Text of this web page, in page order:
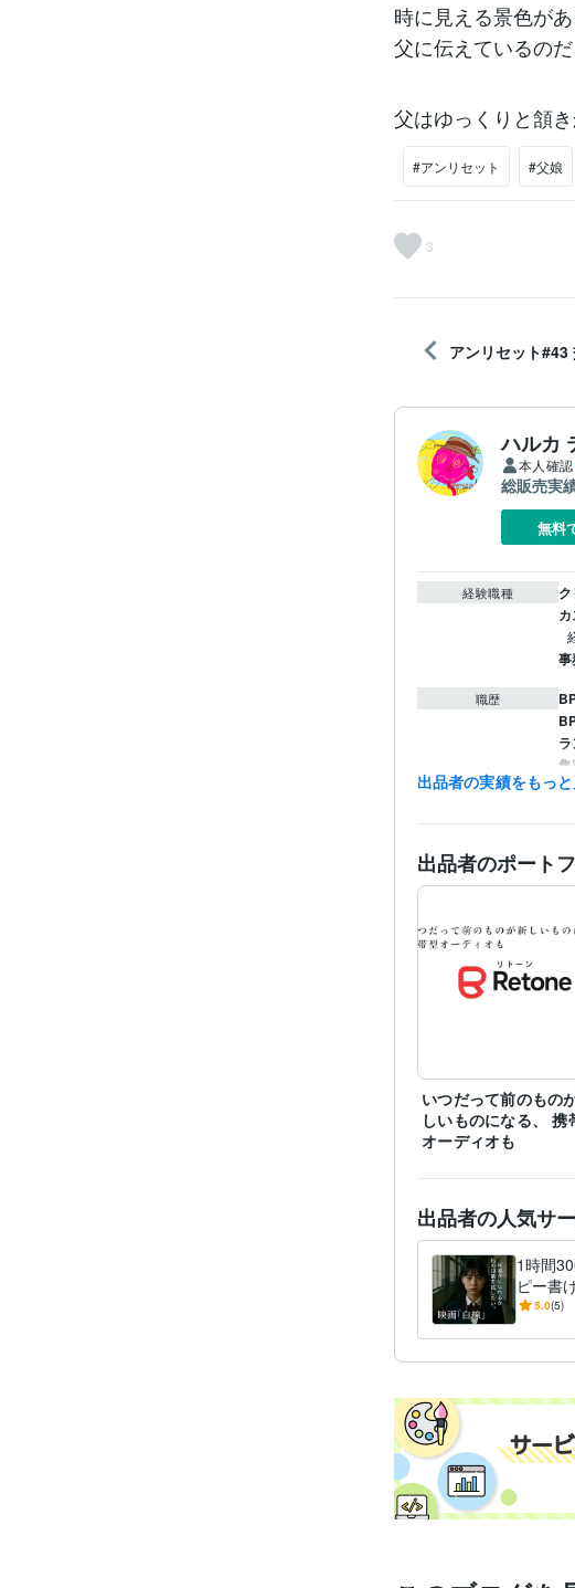
時に見える景色が
父に伝えているのだ
父はゆっくりと頷
#アンリセット #父娘
3
アンリセット#43
ハルカ
本人確認
総販売実
無料
経験職種
職歴
(
ビジネス・クリエイ
ティブツール
その他ツール
出品者の実績をもっ
出品者のポート
いつだって前のもの
しいものになる、 携
オーディオも
出品者の人気サ
1時間
ピー書
ーガン
5.0(5)